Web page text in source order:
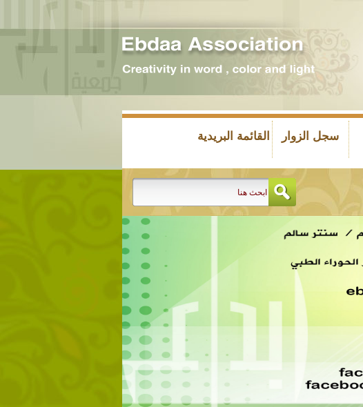
سجل الزوار القائمة البريدية